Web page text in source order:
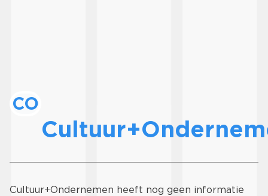
CO
Cultuur+Ondernemen heeft nog geen informatie